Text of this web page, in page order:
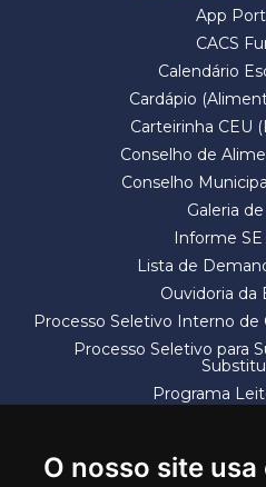
O nosso site
App
CACS
Calendário
Cardápio
Carteirinha CEU
Conselho de
Conselho
Galeria
Informe
Lista de
Ouvidoria da
Processo Seletivo Interno
Processo Seletivo para
Programa